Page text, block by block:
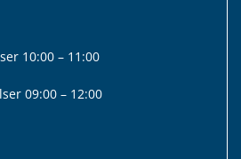
10:00 – 11:00
09:00 – 12:00